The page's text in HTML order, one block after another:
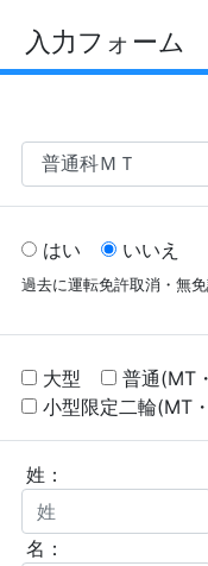
入力フォーム
はい いいえ
過去に運転免許取消・無
大型 普通(MT
小型限定二輪(MT
姓：
名：